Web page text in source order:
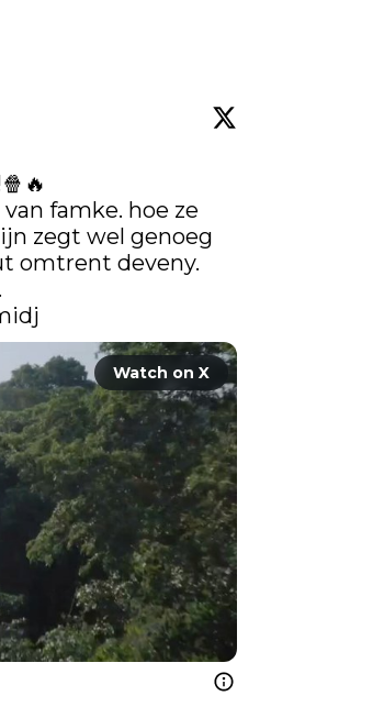
famke. hoe ze
zegt wel genoeg
omtrent deveny.
Watch on X